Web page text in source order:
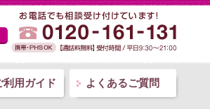
利用ガイド よくあるご質問